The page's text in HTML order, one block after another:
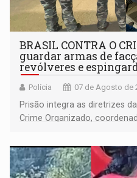
BRASIL CONTRA O
guardar armas de
revólveres e
Polícia 07 de Agosto de
Prisão integra as diretrizes
Crime Organizado,